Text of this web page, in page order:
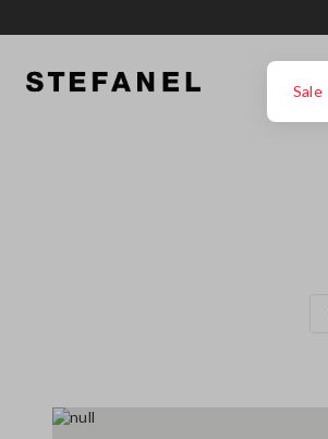
Sale